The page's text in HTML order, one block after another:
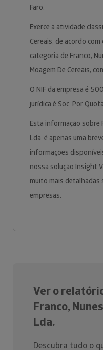
Faro.
Exerce a atividade
Cereais, de acordo
categoria de Franco,
Moagem De Cereais,
O NIF da empresa é
jurídica é Soc. Por
Esta informação sobre
Lda. é apenas uma
informações
nossa solução Insight
muito mais
empresas.
Ver o
Franco,
Lda.
Descubra tudo o